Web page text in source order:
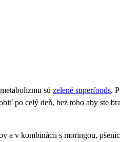
sú zelené superfoods.
po celý deň, bez toho aby ste
a v kombinácii s moringou,